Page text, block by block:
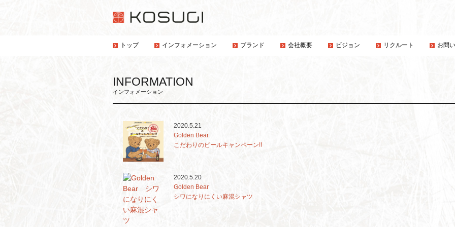
トップ インフォメーション ブランド 会社概要 ビジョン リクルート お問
INFORMATION
インフォメーション
2020.5.21
Golden Bear
こだわりのビールキャンペーン!!
2020.5.20
Golden Bear
シワになりにくい麻混シャツ